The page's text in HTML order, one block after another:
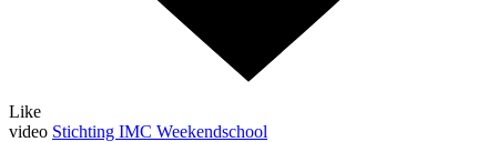
Like
video Stichting IMC Weekendschool